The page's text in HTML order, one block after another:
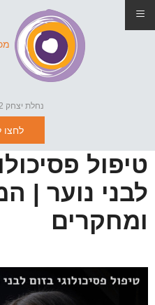
נחלת יצחק 32א', תל אביב
לחצו
טיפול
לבני נוער |
ומחקרים
≡